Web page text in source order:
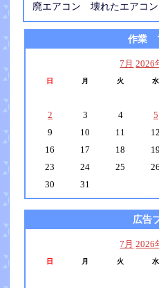
廃エアコン 壊れたエアコ
作業
7月 2026
日 月 火 水
2
3 4 5
9
10 11 12
16
17 18 19
23
24 25 26
30
31
広告
7月 2026
日 月 火 水